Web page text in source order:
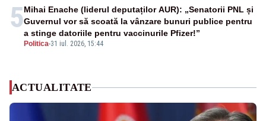
5
Politica-31 iul. 2026, 15:44
Mihai Enache (liderul deputaților AUR): „Senatorii PNL și
Guvernul vor să scoată la vânzare bunuri publice pentru
a stinge datoriile pentru vaccinurile Pfizer!”
ACTUALITATE